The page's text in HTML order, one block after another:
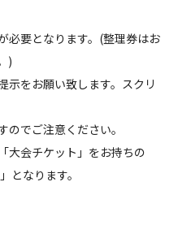
必要となります。(整理券はお
)
をお願い致します。スクリ
でご注意ください。
大会チケット」をお持ちの
となります。